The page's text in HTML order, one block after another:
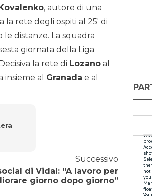
Kovalenko, autore di una
la rete degli ospiti al 25′ di
le distanze. La squadra
giornata della Liga
la rete di Lozano al
insieme al Granada e al
Successivo
di Vidal: “A lavoro per
giorno dopo giorno”